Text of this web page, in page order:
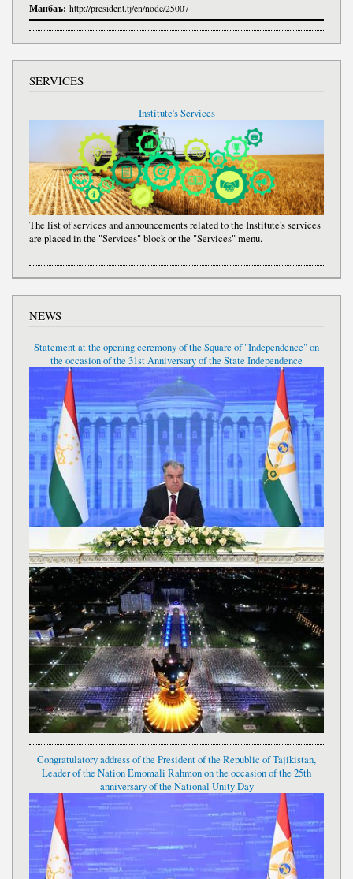
Манбаъ: http://president.tj/en/node/25007
SERVICES
Institute's Services
The list of services and announcements related to the Institute's services
are placed in the "Services" block or the "Services" menu.
NEWS
Statement at the opening ceremony of the Square of "Independence" on
the occasion of the 31st Anniversary of the State Independence
Congratulatory address of the President of the Republic of Tajikistan,
Leader of the Nation Emomali Rahmon on the occasion of the 25th
anniversary of the National Unity Day